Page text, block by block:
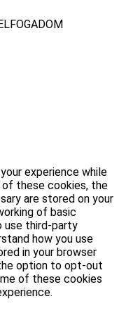
ELFOGADOM
experience while
these cookies, the
are stored on your
of basic
use third-party
how you use
in your browser
option to opt-out
of these cookies